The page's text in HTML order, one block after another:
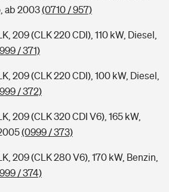
ab 2003(0710 / 957)
209 (CLK 220 CDI), 110 kW, Diesel,
/ 371)
209 (CLK 220 CDI), 100 kW, Diesel,
/ 372)
209 (CLK 320 CDI V6), 165 kW,
(0999 / 373)
209 (CLK 280 V6), 170 kW, Benzin,
/ 374)